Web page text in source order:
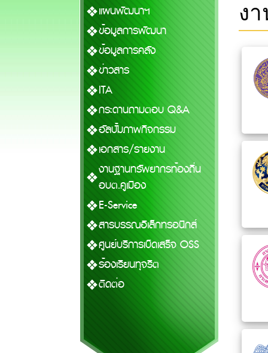
แผนพัฒนาฯ
ข้อมูลการพัฒนา
ข้อมูลการคลัง
ข่าวสาร
ITA
กระดานถามตอบ Q&A
อัลบั้มภาพกิจกรรม
เอกสาร/รายงาน
งานฐานทรัพยากรท้องถิ่น
อบต.คูเมือง
E-Service
สารบรรณอิเล็กทรอนิกส์
ศูนย์บริการเบ็ดเสร็จ OSS
ร้องเรียนทุจริต
ติดต่อ
ง